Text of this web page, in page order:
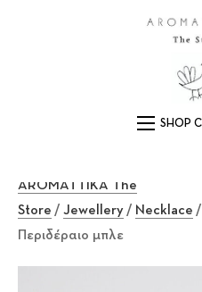
Main
AROMATTIKA The
Store / Jewellery/ Necklace /
Περιδέραιο μπλε